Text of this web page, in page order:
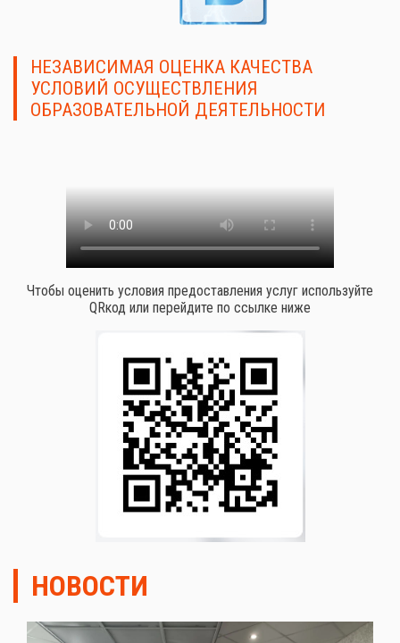
НЕЗАВИСИМАЯ ОЦЕНКА КАЧЕСТВА
УСЛОВИЙ ОСУЩЕСТВЛЕНИЯ
ОБРАЗОВАТЕЛЬНОЙ ДЕЯТЕЛЬНОСТИ
Чтобы оценить условия предоставления услуг используйте
QRкод или перейдите по ссылке ниже
НОВОСТИ